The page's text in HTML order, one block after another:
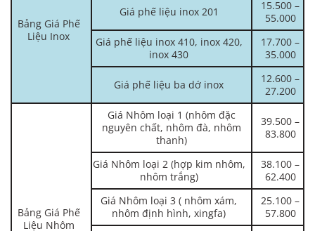
Bảng Giá Phế
Liệu Inox
Giá phế liệu inox 201
15.500 –
55.000
Giá phế liệu inox 410, inox 420,
inox 430
17.700 –
35.000
Giá phế liệu ba dớ inox
12.600 –
27.200
Bảng Giá Phế
Liệu Nhôm
Giá Nhôm loại 1 (nhôm đặc
nguyên chất, nhôm đà, nhôm
thanh)
39.500 –
83.800
Giá Nhôm loại 2 (hợp kim nhôm,
nhôm trắng)
38.100 –
62.400
Giá Nhôm loại 3 ( nhôm xám,
nhôm định hình, xingfa)
25.100 –
57.800